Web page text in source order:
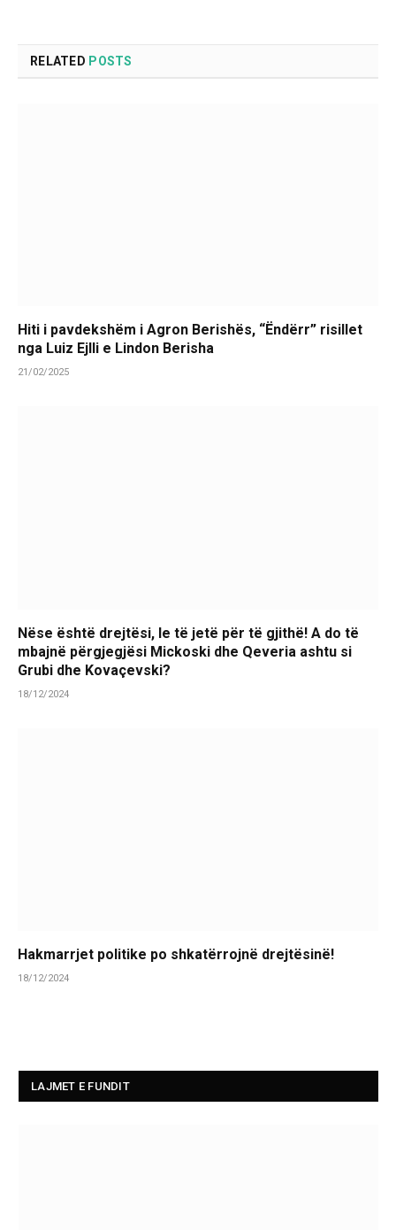
RELATED POSTS
Hiti i pavdekshëm i Agron Berishës, “Ëndërr” risillet
nga Luiz Ejlli e Lindon Berisha
21/02/2025
Nëse është drejtësi, le të jetë për të gjithë! A do të
mbajnë përgjegjësi Mickoski dhe Qeveria ashtu si
Grubi dhe Kovaçevski?
18/12/2024
Hakmarrjet politike po shkatërrojnë drejtësinë!
18/12/2024
LAJMET E FUNDIT